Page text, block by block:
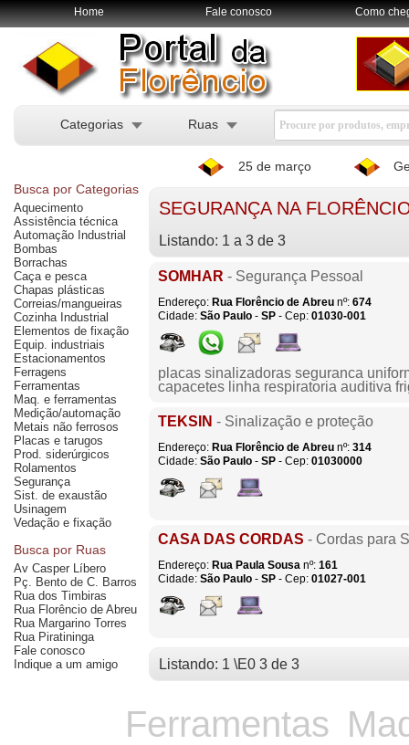
Home Fale conosco Como
Categorias Ruas
25 de março
Busca por Categorias
Aquecimento
Assistência técnica
Automação Industrial
Bombas
Borrachas
Caça e pesca
Chapas plásticas
Correias/mangueiras
Cozinha Industrial
Elementos de fixação
Equip. industriais
Estacionamentos
Ferragens
Ferramentas
Maq. e ferramentas
Medição/automação
Metais não ferrosos
Placas e tarugos
Prod. siderúrgicos
Rolamentos
Segurança
Sist. de exaustão
Usinagem
Vedação e fixação
Busca por Ruas
Av Casper Líbero
Pç. Bento de C. Barros
Rua dos Timbiras
Rua Florêncio de Abreu
Rua Margarino Torres
Rua Piratininga
Fale conosco
Indique a um amigo
SEGURANÇA NA
Listando: 1 a 3 de 3
SOMHAR - Segurança Pessoal
Endereço: Rua Florêncio de Abreu nº: 674
Cidade: São Paulo - SP - Cep: 01030-001
placas sinalizadoras seguranca
capacetes linha respiratoria auditiva
TEKSIN - Sinalização e proteção
Endereço: Rua Florêncio de Abreu nº: 314
Cidade: São Paulo - SP - Cep: 01030000
CASA DAS CORDAS - Cordas para
Endereço: Rua Paula Sousa nº: 161
Cidade: São Paulo - SP - Cep: 01027-001
Listando: 1 \E0 3 de 3
Ferramentas